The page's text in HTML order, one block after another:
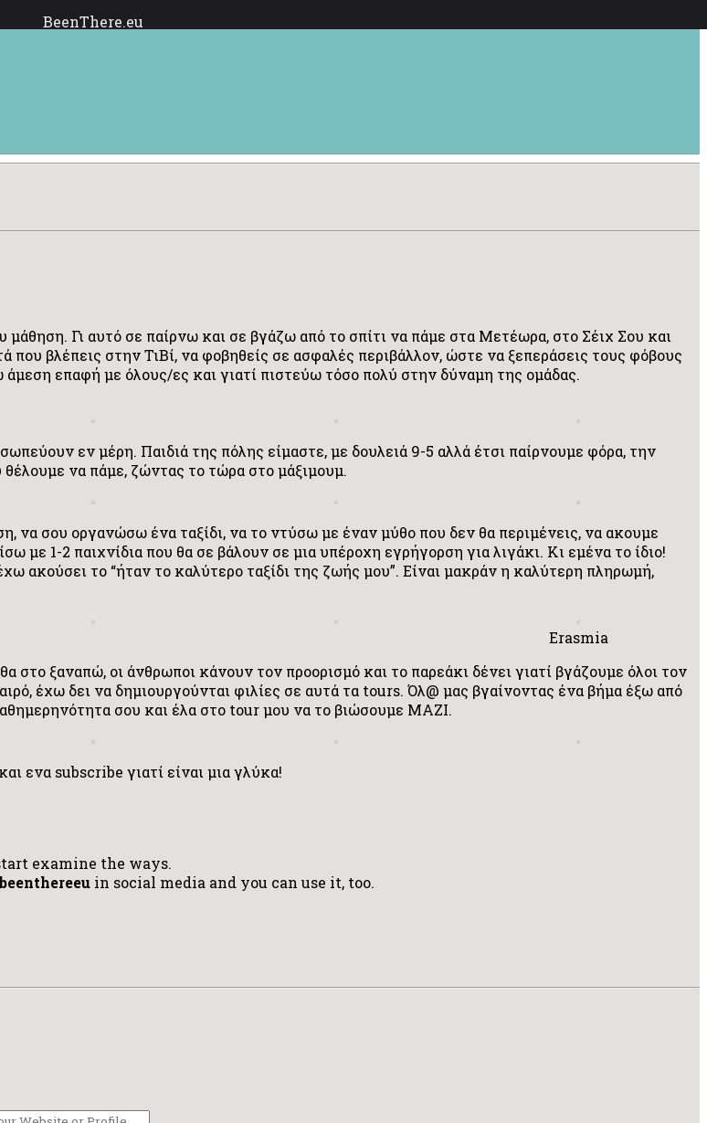
Γι αυτό σε παίρνω και σε βγάζω από το σπίτι να πάμε στα Μετέωρα, στο Σέιχ Σου και
που βλέπεις στην ΤιΒί, να φοβηθείς σε ασφαλές περιβάλλον, ώστε να ξεπεράσεις τους φόβους
επαφή με όλους/ες και γιατί πιστεύω τόσο πολύ στην δύναμη της ομάδας.
εν μέρη. Παιδιά της πόλης είμαστε, με δουλειά 9-5 αλλά έτσι παίρνουμε φόρα, την
θέλουμε να πάμε, ζώντας το τώρα στο μάξιμουμ.
να σου οργανώσω ένα ταξίδι, να το ντύσω με έναν μύθο που δεν θα περιμένεις, να ακουμε
με 1-2 παιχνίδια που θα σε βάλουν σε μια υπέροχη εγρήγορση για λιγάκι. Κι εμένα το ίδιο!
ακούσει το “ήταν το καλύτερο ταξίδι της ζωής μου”. Είναι μακράν η καλύτερη πληρωμή,
Erasmia
ξαναπώ, οι άνθρωποι κάνουν τον προορισμό και το παρεάκι δένει γιατί βγάζουμε όλοι τον
έχω δει να δημιουργούνται φιλίες σε αυτά τα tours. Όλ@ μας βγαίνοντας ένα βήμα έξω από
σου και έλα στο tour μου να το βιώσουμε ΜΑΖΙ.
ενα subscribe γιατί είναι μια γλύκα!
examine the ways.
in social media and you can use it, too.
BeenThere.eu